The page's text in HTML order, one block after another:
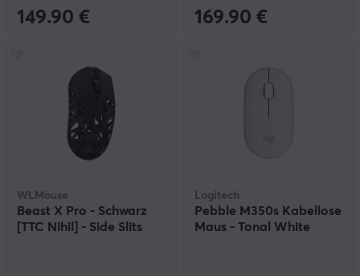
149.90 € 169.90 €
WLMouse
Beast X Pro - Schwarz
[TTC Nihil] - Side Slits
Logitech
Pebble M350s Kabellose
Maus - Tonal White